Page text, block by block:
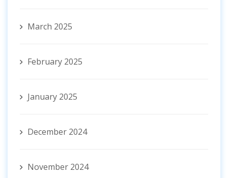
March 2025
February 2025
January 2025
December 2024
November 2024